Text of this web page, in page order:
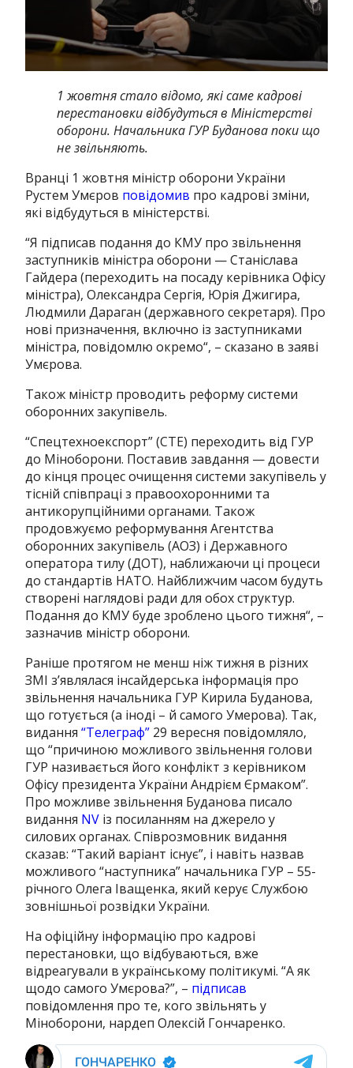
1 жовтня стало відомо, які саме кадрові
перестановки відбудуться в Міністерстві
оборони. Начальника ГУР Буданова поки що
не звільняють.
Вранці 1 жовтня міністр оборони України
Рустем Умєров повідомив про кадрові зміни,
які відбудуться в міністерстві.
“Я підписав подання до КМУ про звільнення
заступників міністра оборони — Станіслава
Гайдера (переходить на посаду керівника Офісу
міністра), Олександра Сергія, Юрія Джигира,
Людмили Дараган (державного секретаря). Про
нові призначення, включно із заступниками
міністра, повідомлю окремо“, – сказано в заяві
Умєрова.
Також міністр проводить реформу системи
оборонних закупівель.
“Спецтехноекспорт” (СТЕ) переходить від ГУР
до Міноборони. Поставив завдання — довести
до кінця процес очищення системи закупівель у
тісній співпраці з правоохоронними та
антикорупційними органами. Також
продовжуємо реформування Агентства
оборонних закупівель (АОЗ) і Державного
оператора тилу (ДОТ), наближаючи ці процеси
до стандартів НАТО. Найближчим часом будуть
створені наглядові ради для обох структур.
Подання до КМУ буде зроблено цього тижня“, –
зазначив міністр оборони.
Раніше протягом не менш ніж тижня в різних
ЗМІ з’являлася інсайдерська інформація про
звільнення начальника ГУР Кирила Буданова,
що готується (а іноді – й самого Умерова). Так,
видання“Телеграф” 29 вересня повідомляло,
що “причиною можливого звільнення голови
ГУР називається його конфлікт з керівником
Офісу президента України Андрієм Єрмаком”.
Про можливе звільнення Буданова писало
видання NV із ​​посиланням на джерело у
силових органах. Співрозмовник видання
сказав: “Такий варіант існує”, і навіть назвав
можливого “наступника” начальника ГУР – 55-
річного Олега Іващенка, який керує Службою
зовнішньої розвідки України.
На офіційну інформацію про кадрові
перестановки, що відбуваються, вже
відреагували в українському політикумі. “А як
щодо самого Умєрова?”, – підписав
повідомлення про те, кого звільнять у
Міноборони, нардеп Олексій Гончаренко.